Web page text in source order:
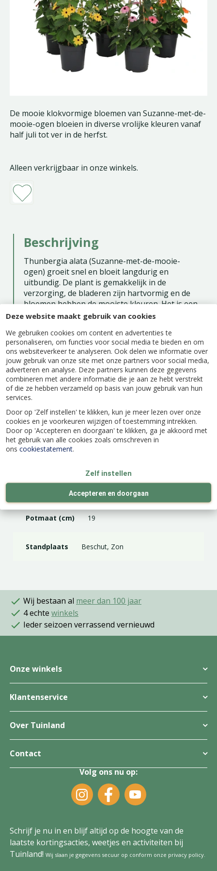
Deze website maakt gebruik van cookies
We gebruiken cookies om content en advertenties te
personaliseren, om functies voor social media te bieden en om
ons websiteverkeer te analyseren. Ook delen we informatie over
jouw gebruik van onze site met onze partners voor social media,
adverteren en analyse. Deze partners kunnen deze gegevens
combineren met andere informatie die je aan ze hebt verstrekt
of die ze hebben verzameld op basis van jouw gebruik van hun
services.
Door op 'Zelf instellen' te klikken, kun je meer lezen over onze
cookies en je voorkeuren wijzigen of toestemming intrekken.
Door op 'Accepteren en doorgaan' te klikken, ga je akkoord met
het gebruik van alle cookies zoals omschreven in
ons cookiestatement.
Zelf instellen
Accepteren en doorgaan
De mooie klokvormige bloemen van Suzanne-met-de-
mooie-ogen bloeien in diverse vrolijke kleuren vanaf
half juli tot ver in de herfst.
Alleen verkrijgbaar in onze winkels.
Beschrijving
Thunbergia alata (Suzanne-met-de-mooie-
ogen) groeit snel en bloeit langdurig en
uitbundig. De plant is gemakkelijk in de
verzorging, de bladeren zijn hartvormig en de
bloemen hebben de mooiste kleuren. Het is een
éénjarige klimplant die je het beste langs een
Maar ook prachtig in hangpotten natuurlijk. De
plant is helaas niet winterhard
Specificaties
EAN code 9992121801547
Potmaat (cm) 19
Standplaats Beschut, Zon
Wij bestaan al meer dan 100 jaar
4 echte winkels
Ieder seizoen verrassend vernieuwd
Onze winkels
Klantenservice
Over Tuinland
Contact
Volg ons nu op:
Schrijf je nu in en blijf altijd op de hoogte van de
laatste kortingsacties, weetjes en activiteiten bij
Tuinland! Wij slaan je gegevens secuur op conform onze privacy policy.